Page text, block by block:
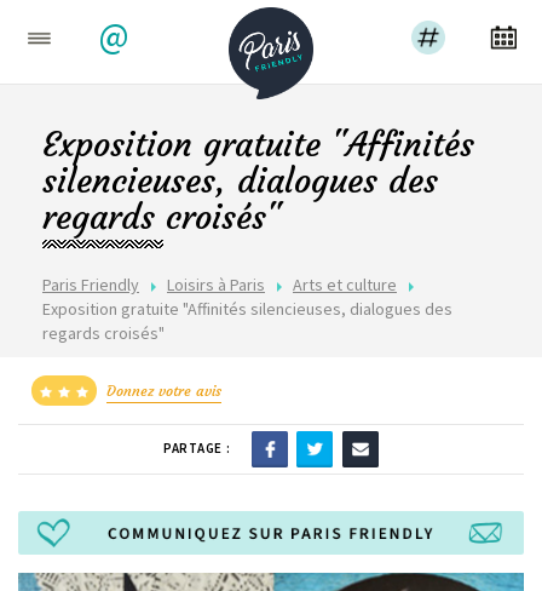
@
Paris Friendly Loisirs à Paris
Arts et culture
Exposition gratuite "Affinités silencieuses, dialogues des
regards croisés"
Exposition gratuite "Affinités
silencieuses, dialogues des
regards croisés"
Donnez votre avis
PARTAGE :